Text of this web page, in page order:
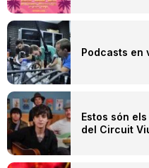
Podcasts en
Estos són
del Circuit